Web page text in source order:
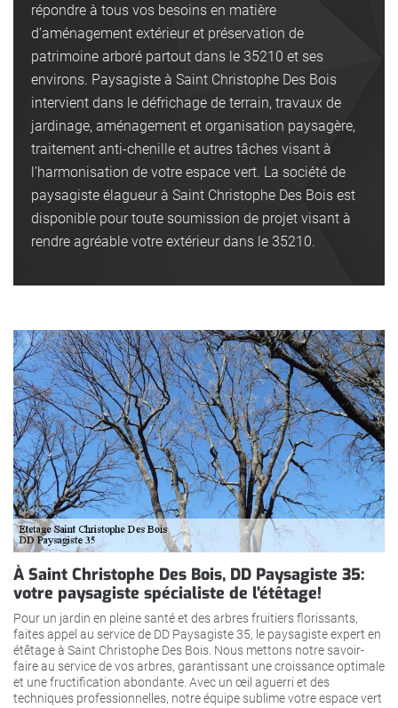
répondre à tous vos besoins en matière
d’aménagement extérieur et préservation de
patrimoine arboré partout dans le 35210 et ses
environs. Paysagiste à Saint Christophe Des Bois
intervient dans le défrichage de terrain, travaux de
jardinage, aménagement et organisation paysagère,
traitement anti-chenille et autres tâches visant à
l’harmonisation de votre espace vert. La société de
paysagiste élagueur à Saint Christophe Des Bois est
disponible pour toute soumission de projet visant à
rendre agréable votre extérieur dans le 35210.
À Saint Christophe Des Bois, DD Paysagiste 35:
votre paysagiste spécialiste de l’étêtage!
Pour un jardin en pleine santé et des arbres fruitiers florissants,
faites appel au service de DD Paysagiste 35, le paysagiste expert en
étêtage à Saint Christophe Des Bois. Nous mettons notre savoir-
faire au service de vos arbres, garantissant une croissance optimale
et une fructification abondante. Avec un œil aguerri et des
techniques professionnelles, notre équipe sublime votre espace vert